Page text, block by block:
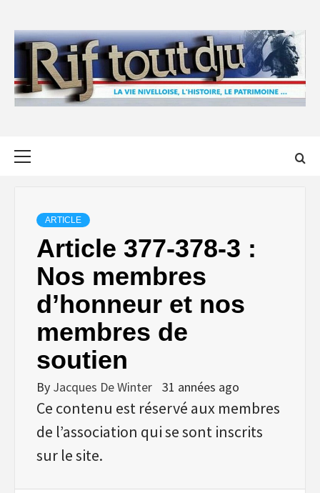
content
ARTICLE
Article 377-378-3 :
Nos membres
d’honneur et nos
membres de
soutien
By Jacques De Winter 31 années ago
Ce contenu est réservé aux membres
de l’association qui se sont inscrits
sur le site.